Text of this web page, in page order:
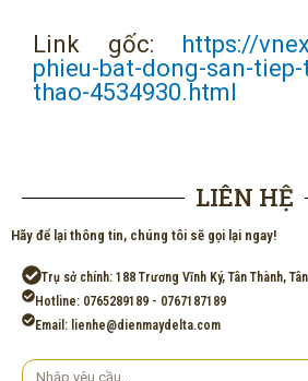
Link gốc: https://
phieu-bat-dong-san-
thao-4534930.html
LIÊN HỆ
Hãy để lại thông tin, chúng tôi sẽ gọi lại ngay!
Trụ sở chính: 188 Trương Vĩnh Ký, Tân Thành,
Hotline: 0765289189 - 0767187189
Email: lienhe@dienmaydelta.com
Yêu